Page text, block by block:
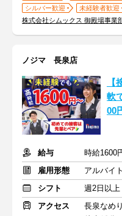
シルバー歓迎
未経験者歓迎
株式会社シムックス 御殿場事業
ノジマ 長泉店
軟
00
給与
時給1600
雇用形態
アルバイ
シフト
週2日以
アクセス
長泉なめ